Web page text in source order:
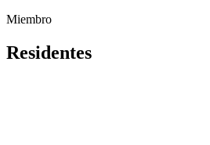
Miembro
Residentes